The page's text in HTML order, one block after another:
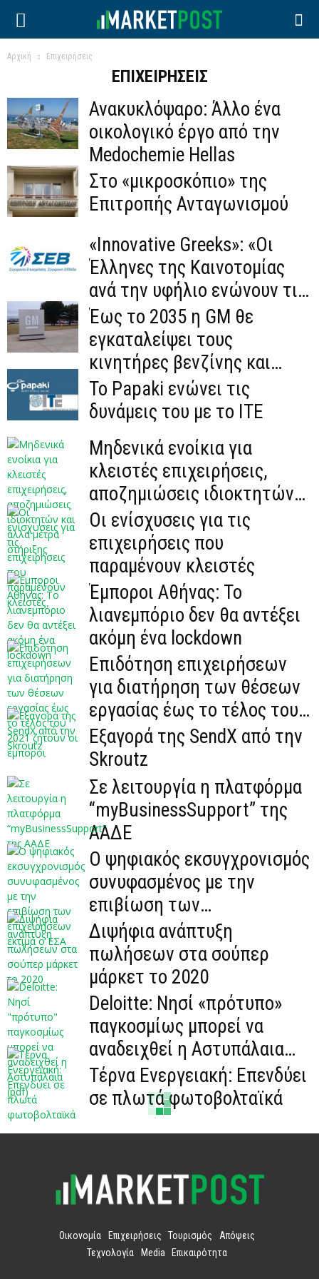
Αρχική Επιχειρήσεις
ΕΠΙΧΕΙΡΉΣΕΙΣ
Ανακυκλόψαρο: Άλλο ένα
οικολογικό έργο από την
Medochemie Hellas
Στο «μικροσκόπιο» της
Επιτροπής Ανταγωνισμού
«Innovative Greeks»: «Οι
Έλληνες της Καινοτομίας
ανά την υφήλιο ενώνουν τις
δυνάμεις τους».
Έως το 2035 η GM θε
εγκαταλείψει τους
κινητήρες βενζίνης και
πετρελαίου
Το Papaki ενώνει τις
δυνάμεις του με το ΙΤΕ
Μηδενικά ενοίκια για
κλειστές επιχειρήσεις,
αποζημιώσεις ιδιοκτητών
και άλλα μέτρα στήριξης
Οι ενίσχυσεις για τις
επιχειρήσεις που
παραμένουν κλειστές
Έμποροι Αθήνας: Το
λιανεμπόριο δεν θα αντέξει
ακόμη ένα lockdown
Επιδότηση επιχειρήσεων
για διατήρηση των θέσεων
εργασίας έως το τέλος του
2021 ζητούν οι...
Εξαγορά της SendX από την
Skroutz
Σε λειτουργία η πλατφόρμα
“myBusinessSupport” της
ΑΑΔΕ
Ο ψηφιακός εκσυγχρονισμός
συνυφασμένος με την
επιβίωση των
επιχειρήσεων εκτιμά ο ΕΣΑ
Διψήφια ανάπτυξη
πωλήσεων στα σούπερ
μάρκετ το 2020
Deloitte: Νησί «πρότυπο»
παγκοσμίως μπορεί να
αναδειχθεί η Αστυπάλαια
(pdf)
Τέρνα Ενεργειακή: Επενδύει
σε πλωτά φωτοβολταϊκά
Οικονομία Επιχειρήσεις Τουρισμός
Απόψεις
Τεχνολογία
Media Επικαιρότητα